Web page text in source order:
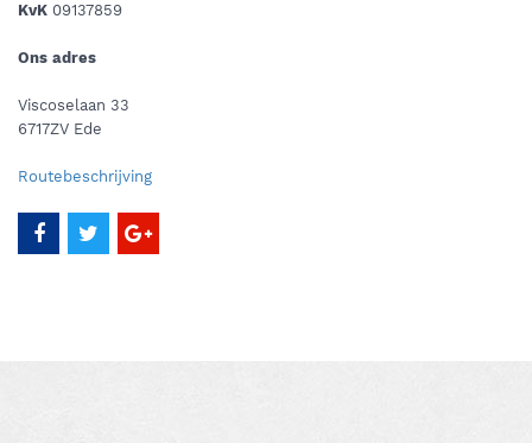
KvK 09137859
Ons adres
Viscoselaan 33
6717ZV Ede
Routebeschrijving